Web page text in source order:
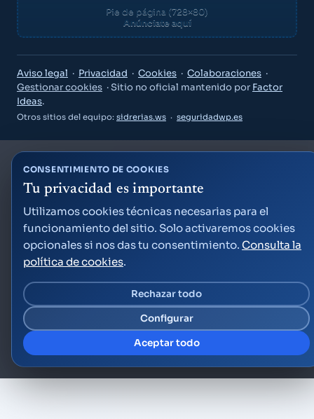
Pie de página (728×80)
Anúnciate aquí
Aviso legal · Privacidad · Cookies · Colaboraciones ·
Gestionar cookies · Sitio no oficial mantenido por Factor
Ideas.
Otros sitios del equipo: sidrerias.ws · seguridadwp.es
CONSENTIMIENTO DE COOKIES
Tu privacidad es importante
Utilizamos cookies técnicas necesarias para el
funcionamiento del sitio. Solo activaremos cookies
opcionales si nos das tu consentimiento. Consulta la
política de cookies.
Rechazar todo
Configurar
Aceptar todo
Guía Semana Grande
«¿Qué puedo hacer el viernes por la noche?»
«Planes para niños este fin de semana»
«¿A qué hora son los fuegos artificiales?»
Crear cuenta gratis
Ya tengo cuenta — acceder